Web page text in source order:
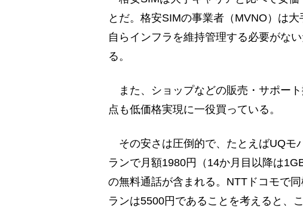
とだ。格安SIMの事業者（MVNO）は
自らインフラを維持管理する必要がな
る。
また、ショップなどの販売・サポー
点も低価格実現に一役買っている。
その安さは圧倒的で、たとえばUQモ
ランで月額1980円（14か月目以降は
の無料通話が含まれる。NTTドコモで
ランは5500円であることを考えると、